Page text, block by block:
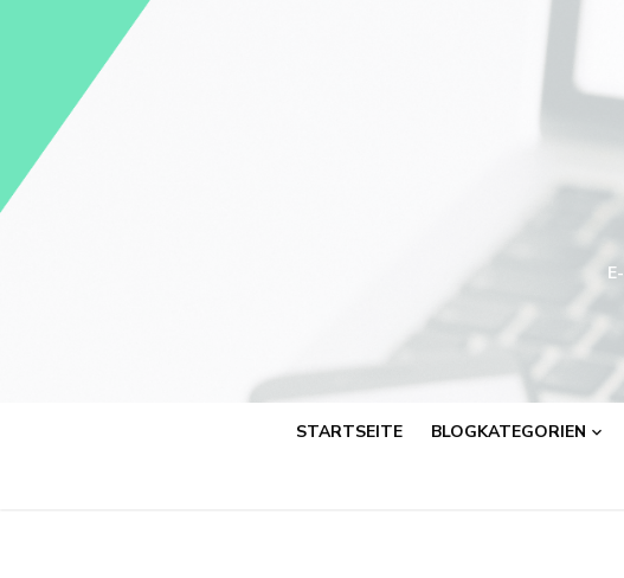
STARTSEITE BLOGKATEGORIEN